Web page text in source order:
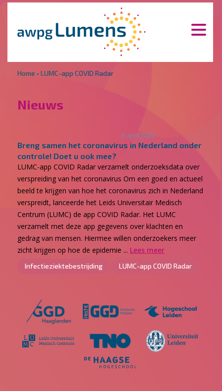
Home • LUMC-app COVID Radar
Nieuws
6 april 2020
Breng samen het coronavirus in Nederland onder
controle! Doet u ook mee?
LUMC-app COVID Radar verzamelt onderzoeksdata over
verspreiding van het coronavirus Om een goed en actueel
beeld te krijgen van hoe het coronavirus zich in Nederland
verspreidt, lanceerde het Leids Universitair Medisch
Centrum (LUMC) de app COVID Radar. Het LUMC
verzamelt met deze app gegevens over klachten en
gedrag van mensen. Hiermee willen onderzoekers meer
zicht krijgen op hoe de epidemie ... Lees meer
Infectieziektebestrijding LUMC-app COVID Radar